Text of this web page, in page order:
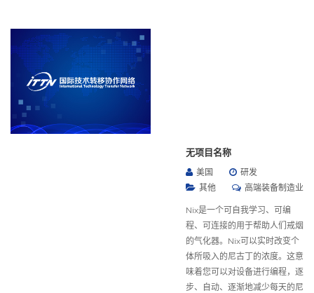
无项目名称
美国
研发
其他
高端装备制造业
Nix是一个可自我学习、可编
程、可连接的用于帮助人们戒烟
的气化器。Nix可以实时改变个
体所吸入的尼古丁的浓度。这意
味着您可以对设备进行编程，逐
步、自动、逐渐地减少每天的尼